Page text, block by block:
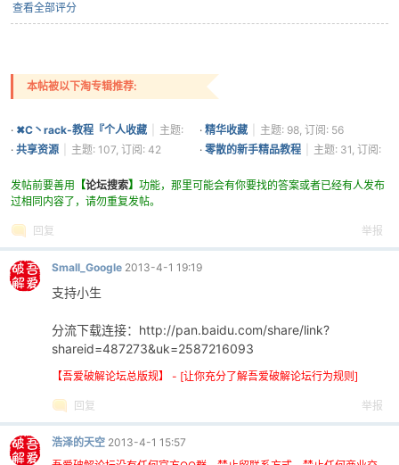
查看全部评分
本帖被以下淘专辑推荐:
· ✖C丶rack-教程『个人收藏
主题:
18, 订阅: 78
· 精华收藏
主题: 98, 订阅: 56
· 共享资源 主题: 107, 订阅: 42 · 零散的新手精品教程
主题: 31, 订阅:
发帖前要善用
【论坛搜索】 功能，那里可能会有你要找的答案或者已经有人发布
过相同内容了，请勿重复发帖。
回复 举报
Small_Google 2013-4-1 19:19
支持小生
分流下载连接：http://pan.baidu.com/share/link?
shareid=487273&uk=2587216093
【吾爱破解论坛总版规】 - [让你充分了解吾爱破解论坛行为规则]
回复 举报
浩泽的天空 2013-4-1 15:57